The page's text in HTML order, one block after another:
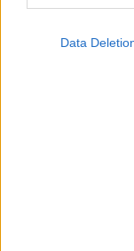
Data
ΜΠΕΙΤΕ ΣΤΗ